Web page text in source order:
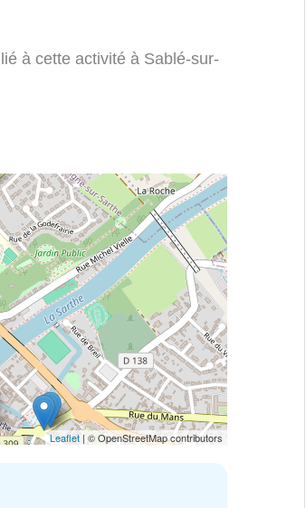
à cette activité à Sablé-sur-
Leaflet | © OpenStreetMap contributors